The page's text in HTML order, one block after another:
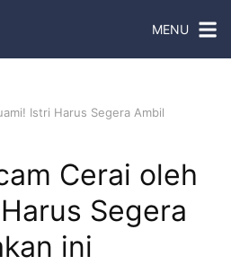
MENU
Istri Harus Segera Ambil
Cerai oleh
Segera
ini